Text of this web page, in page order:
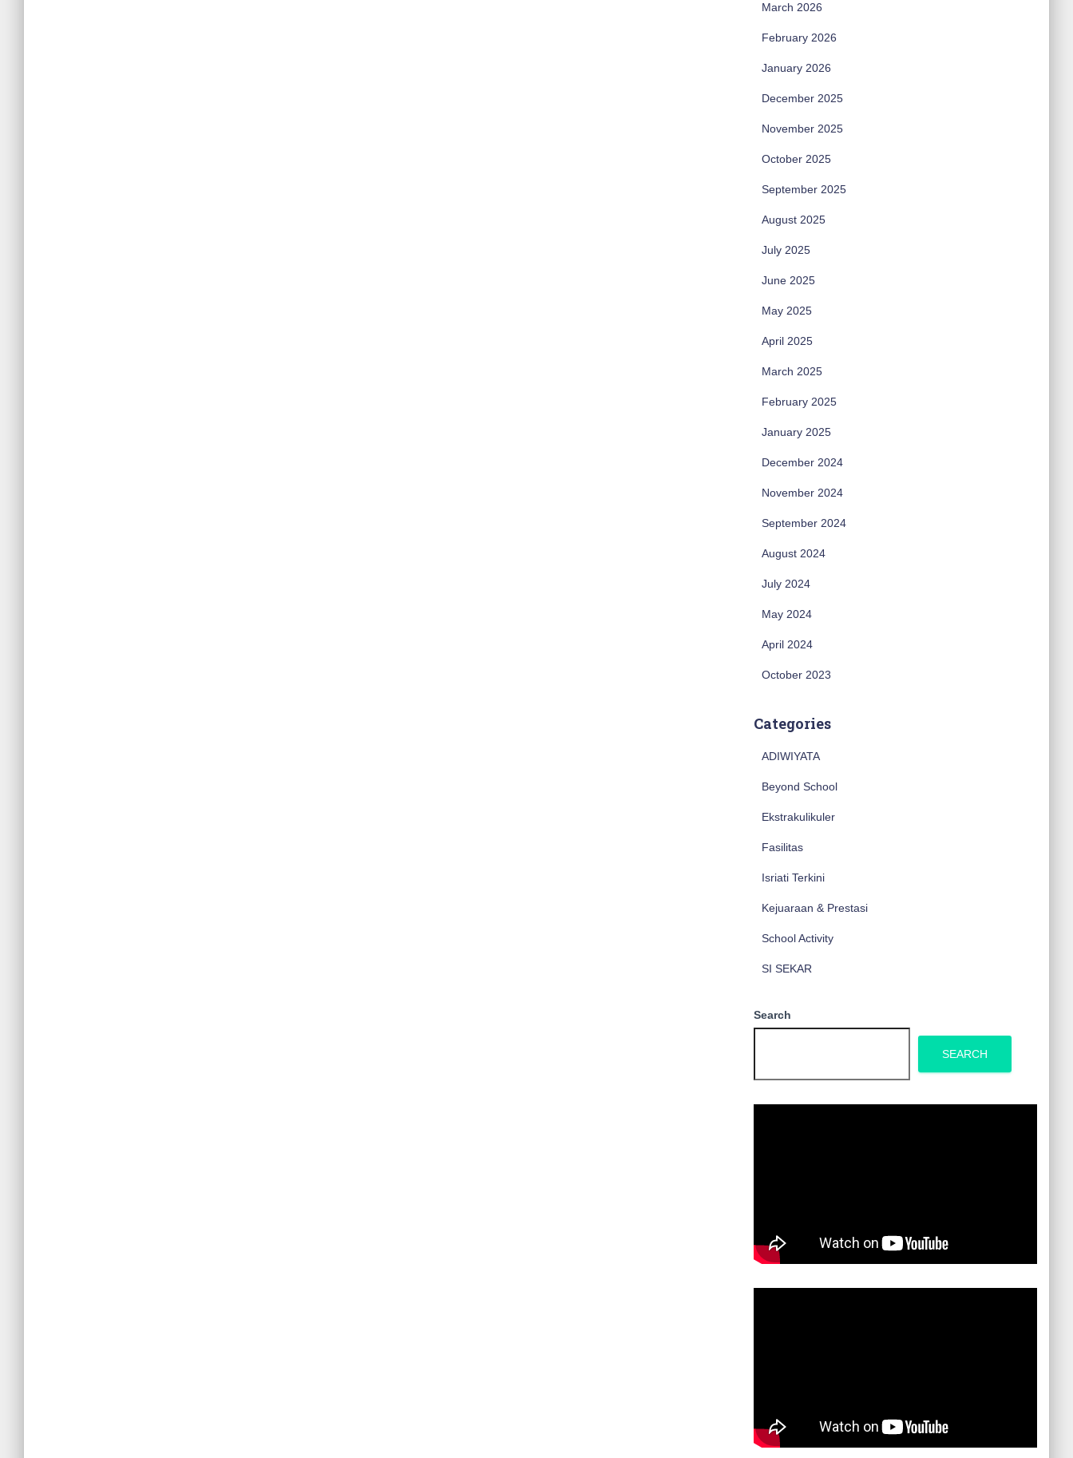
March 2026
February 2026
January 2026
December 2025
November 2025
October 2025
September 2025
August 2025
July 2025
June 2025
May 2025
April 2025
March 2025
February 2025
January 2025
December 2024
November 2024
September 2024
August 2024
July 2024
May 2024
April 2024
October 2023
Categories
ADIWIYATA
Beyond School
Ekstrakulikuler
Fasilitas
Isriati Terkini
Kejuaraan & Prestasi
School Activity
SI SEKAR
Search
SEARCH